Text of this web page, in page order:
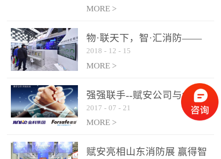
和有效扑救火火，这不仅
力和闲难，同时也将造成
巨大的经济损失和社会影
响，基至还会造成人员伤
亡。图像型火灾探测器正
是针对这种高大空间建筑
物的消防设施、设备通过
现场图像的实时获取、预
处理和特征提取分析，实
现火焰的跟踪和识别。能
更早的进行预警，达到早
布局光伏新能源产业
MORE >
物·联天下，智·汇消防——
赋安F&S 2018上海消防展圆
满落幕
2018 - 12 - 15
MORE >
强强联手--赋安公司与金科
集团达成战略合作协议
2017 - 07 - 21
MORE >
赋安亮相山东消防展 赢得智